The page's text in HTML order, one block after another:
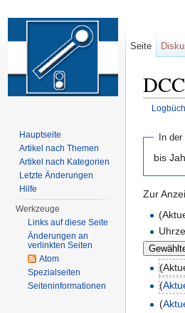
In
bis
Zur
(
(
Seite
Hauptseite
Artikel nach Themen
Artikel nach Kategorien
Letzte Änderungen
Hilfe
Werkzeuge
Links auf diese Seite
Änderungen an
verlinkten Seiten
Atom
Spezialseiten
Seiten­informationen